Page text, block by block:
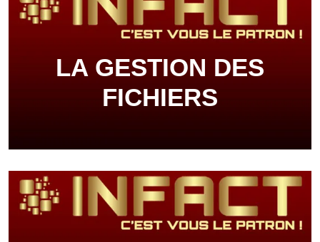
LA GESTION DES
FICHIERS